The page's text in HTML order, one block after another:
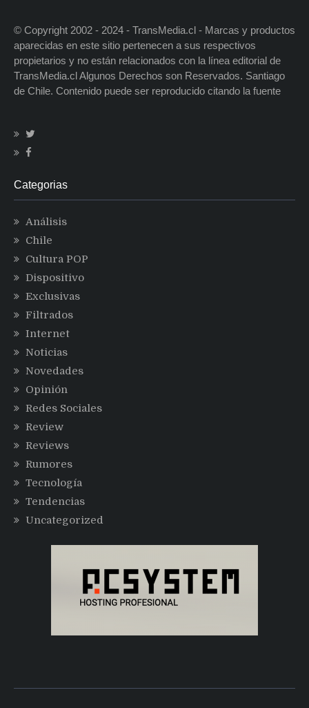
© Copyright 2002 - 2024 - TransMedia.cl - Marcas y productos
aparecidas en este sitio pertenecen a sus respectivos
propietarios y no están relacionados con la línea editorial de
TransMedia.cl Algunos Derechos son Reservados. Santiago
de Chile. Contenido puede ser reproducido citando la fuente
Categorias
Análisis
Chile
Cultura POP
Dispositivo
Exclusivas
Filtrados
Internet
Noticias
Novedades
Opinión
Redes Sociales
Review
Reviews
Rumores
Tecnología
Tendencias
Uncategorized